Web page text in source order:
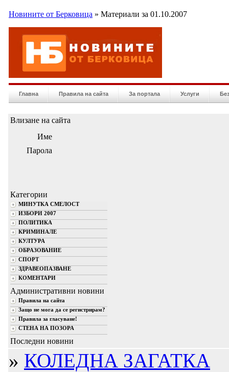
Новините от Берковица » Материали за 01.10.2007
Главна Правила на сайта За портала Услуги
Влизане на сайта
Име
Парола
Категории
МИНУТКА СМЕЛОСТ
ИЗБОРИ 2007
ПОЛИТИКА
КРИМИНАЛЕ
КУЛТУРА
ОБРАЗОВАНИЕ
СПОРТ
ЗДРАВЕОПАЗВАНЕ
КОМЕНТАРИ
Административни новини
Правила на сайта
Защо не мога да се регистрирам?
Правила за гласуване!
СТЕНА НА ПОЗОРА
Последни новини
» КОЛЕДНА ЗАГАТКА